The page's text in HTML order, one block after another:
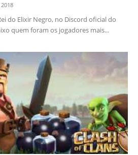
do Elixir Negro, no Discord oficial do
quem foram os jogadores mais...